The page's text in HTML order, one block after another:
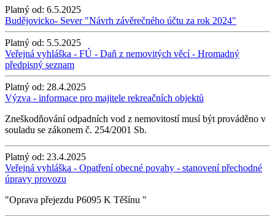
Platný od: 6.5.2025
Budějovicko- Sever "Návrh závěrečného účtu za rok 2024"
Platný od: 5.5.2025
Veřejná vyhláška - FÚ - Daň z nemovitých věcí - Hromadný
předpisný seznam
Platný od: 28.4.2025
Výzva - informace pro majitele rekreačních objektů
Zneškodňování odpadních vod z nemovitostí musí být prováděno v
souladu se zákonem č. 254/2001 Sb.
Platný od: 23.4.2025
Veřejná vyhláška - Opatření obecné povahy - stanovení přechodné
úpravy provozu
"Oprava přejezdu P6095 K Těšínu "